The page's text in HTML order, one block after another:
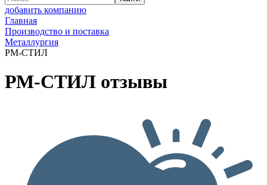
добавить компанию
Главная
Производство и поставка
Металлургия
РМ-СТИЛ
РМ-СТИЛ отзывы